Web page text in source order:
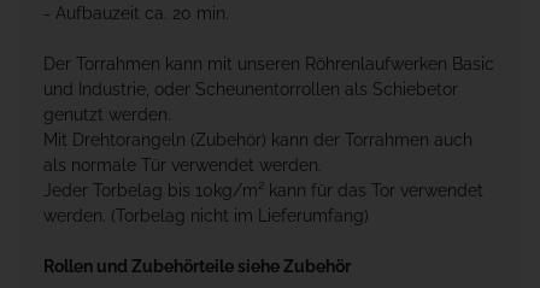
- Aufbauzeit ca. 20 min.
Der Torrahmen kann mit unseren Röhrenlaufwerken Basic
und Industrie, oder Scheunentorrollen als Schiebetor
genutzt werden.
Mit Drehtorangeln (Zubehör) kann der Torrahmen auch
als normale Tür verwendet werden.
Jeder Torbelag bis 10kg/m² kann für das Tor verwendet
werden. (Torbelag nicht im Lieferumfang)
Rollen und Zubehörteile siehe Zubehör